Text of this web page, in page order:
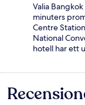
Valia
minuters
Centre
National
hotell har ett